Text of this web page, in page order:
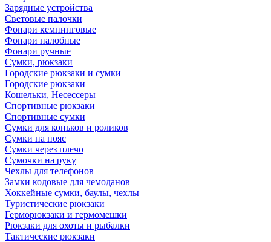
Зарядные устройства
Световые палочки
Фонари кемпинговые
Фонари налобные
Фонари ручные
Сумки, рюкзаки
Городские рюкзаки и сумки
Городские рюкзаки
Кошельки, Несессеры
Спортивные рюкзаки
Спортивные сумки
Сумки для коньков и роликов
Сумки на пояс
Сумки через плечо
Сумочки на руку
Чехлы для телефонов
Замки кодовые для чемоданов
Хоккейные сумки, баулы, чехлы
Туристические рюкзаки
Герморюкзаки и гермомешки
Рюкзаки для охоты и рыбалки
Тактические рюкзаки